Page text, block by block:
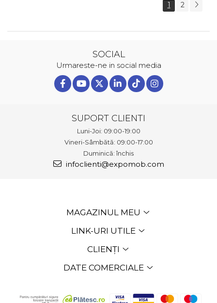
1 2
SOCIAL
Urmareste-ne in social media
SUPORT CLIENTI
Luni-Joi: 09:00-19:00
Vineri-Sâmbătă: 09:00-17:00
Duminică: închis
infoclienti@expomob.com
MAGAZINUL MEU
LINK-URI UTILE
CLIENȚI
DATE COMERCIALE